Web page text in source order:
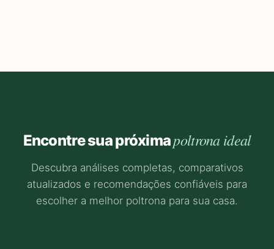
Encontre sua próximapoltrona ideal
Descubra análises completas, comparativos
atualizados e recomendações confiáveis para
escolher a melhor poltrona para sua casa.